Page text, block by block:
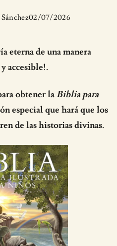
02/07/2026
eterna de una manera
accesible!.
obtener laBiblia para
especial que hará que los
de las historias divinas.